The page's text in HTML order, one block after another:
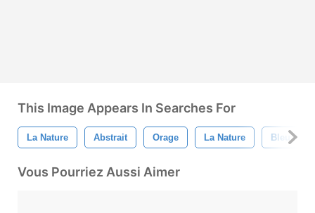
This Image Appears In Searches For
La Nature Abstrait Orage La Nature Bleu
Vous Pourriez Aussi Aimer